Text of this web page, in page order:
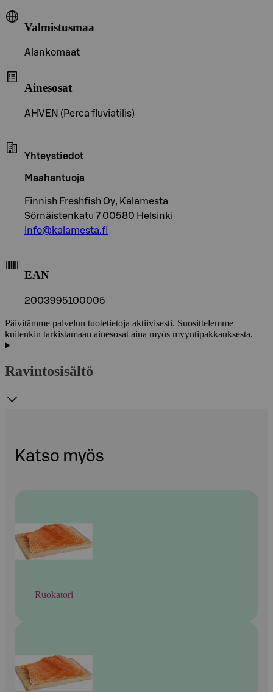
Valmistusmaa
Alankomaat
Ainesosat
AHVEN (Perca fluviatilis)
Yhteystiedot
Maahantuoja
Finnish Freshfish Oy, Kalamesta
Sörnäistenkatu 7 00580 Helsinki
info@kalamesta.fi
EAN
2003995100005
Päivitämme palvelun tuotetietoja aktiivisesti. Suosittelemme
kuitenkin tarkistamaan ainesosat aina myös myyntipakkauksesta.
Ravintosisältö
Katso myös
Ruokatori